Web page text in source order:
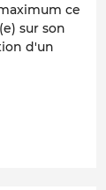
ce
sur son
d'un